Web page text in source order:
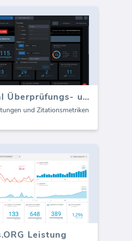
BrightLocal Überprüfungs- und Zitations-Dashboard
und Zitationsmetriken
Leistung